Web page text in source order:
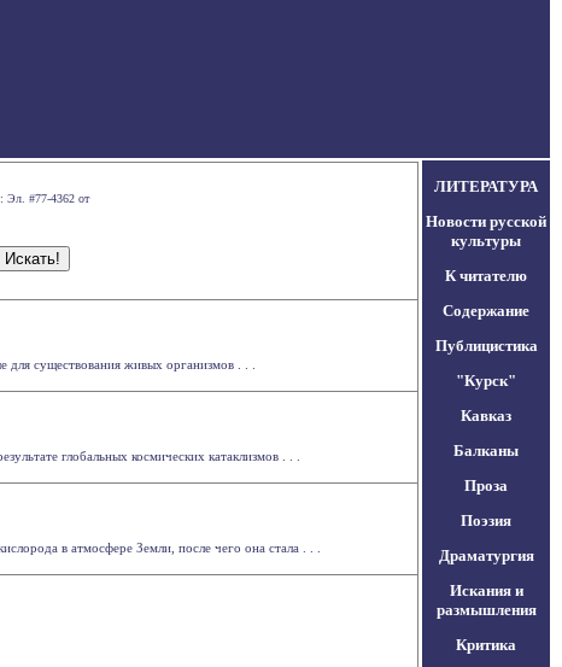
Эл. #77-4362 от
существования живых организмов . . .
глобальных космических катаклизмов . . .
в атмосфере Земли, после чего она стала . . .
ЛИТЕРАТУРА
Новости русской
культуры
К читателю
Содержание
Публицистика
"Курск"
Кавказ
Балканы
Проза
Поэзия
Драматургия
Искания и
размышления
Критика